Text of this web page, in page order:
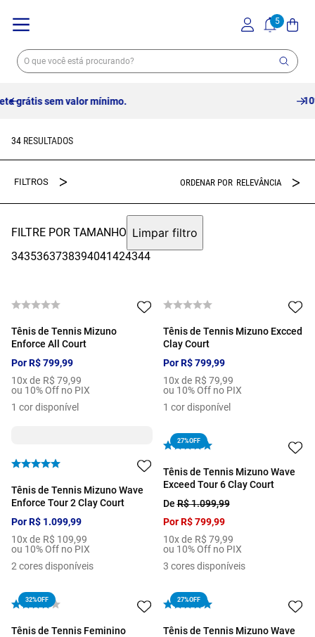
10% off no pix à vista -
34
RELEVÂNCIA
FILTRE POR TAMANHO Limpar filtro
3435363738394041424344
Tênis de Tennis Mizuno
Enforce All Court
PorR$799,99
10x de R$ 79,99
ou 10% Off no PIX
1 cor disponível
Tênis de Tennis Mizuno Excced
Clay Court
PorR$ 799,99
10x de R$ 79,99
ou 10% Off no PIX
1 cor disponível
Tênis de Tennis Mizuno Wave
Enforce Tour 2 Clay Court
PorR$ 1.099,99
10x de R$ 109,99
ou 10% Off no PIX
2 cores disponíveis
27%OFF
Tênis de Tennis Mizuno Wave
Exceed Tour 6 Clay Court
DeR$1.099,99
PorR$ 799,99
10x de R$ 79,99
ou 10% Off no PIX
3 cores disponíveis
32%OFF
Tênis de Tennis Feminino
27%OFF
Tênis de Tennis Mizuno Wave